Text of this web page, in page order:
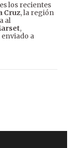
los recientes
Cruz, la región
al
,
a